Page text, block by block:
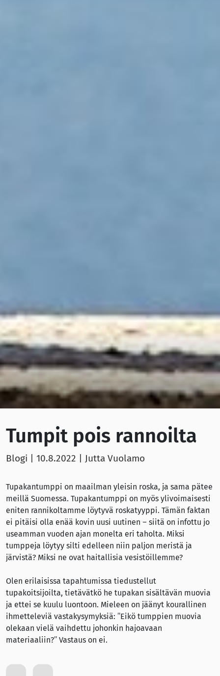
Tumpit pois rannoilta
Blogi | 10.8.2022 | Jutta Vuolamo
Tupakantumppi on maailman yleisin roska, ja sama pätee
meillä Suomessa. Tupakantumppi on myös ylivoimaisesti
eniten rannikoltamme löytyvä roskatyyppi. Tämän faktan
ei pitäisi olla enää kovin uusi uutinen – siitä on infottu jo
useamman vuoden ajan monelta eri taholta. Miksi
tumppeja löytyy silti edelleen niin paljon meristä ja
järvistä? Miksi ne ovat haitallisia vesistöillemme?
Olen erilaisissa tapahtumissa tiedustellut
tupakoitsijoilta, tietävätkö he tupakan sisältävän muovia
ja ettei se kuulu luontoon. Mieleen on jäänyt kourallinen
ihmetteleviä vastakysymyksiä: ”Eikö tumppien muovia
olekaan vielä vaihdettu johonkin hajoavaan
materiaaliin?” Vastaus on ei.